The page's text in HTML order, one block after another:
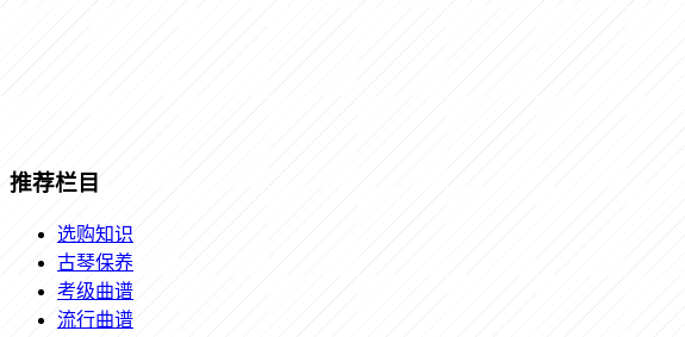
推荐栏目
选购知识
古琴保养
考级曲谱
流行曲谱